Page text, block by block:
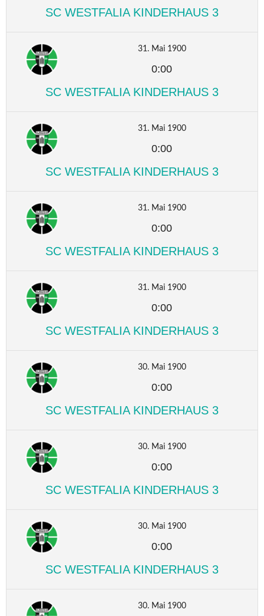
SC WESTFALIA KINDERHAUS 3
31. Mai 1900
0:00
SC WESTFALIA KINDERHAUS 3
31. Mai 1900
0:00
SC WESTFALIA KINDERHAUS 3
31. Mai 1900
0:00
SC WESTFALIA KINDERHAUS 3
31. Mai 1900
0:00
SC WESTFALIA KINDERHAUS 3
30. Mai 1900
0:00
SC WESTFALIA KINDERHAUS 3
30. Mai 1900
0:00
SC WESTFALIA KINDERHAUS 3
30. Mai 1900
0:00
SC WESTFALIA KINDERHAUS 3
30. Mai 1900